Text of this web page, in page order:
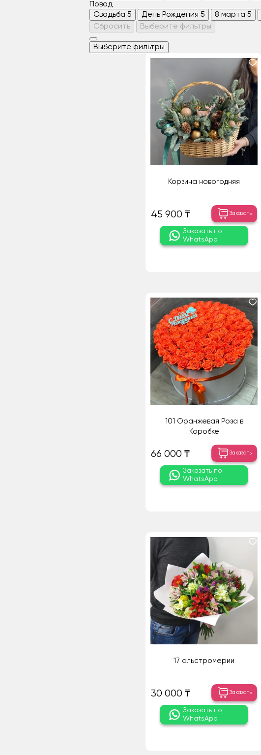
Повод
Свадьба 5 День Рождения 5 8 марта 5
Сбросить
Выберите фильтры
Выберите фильтры
Корзина новогодняя
45 900 ₸ Заказать
Заказать по
WhatsApp
101 Оранжевая Роза в
Коробке
66 000 ₸ Заказать
Заказать по
WhatsApp
17 альстромерии
30 000 ₸ Заказать
Заказать по
WhatsApp